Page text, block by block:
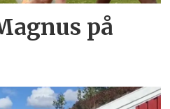
på